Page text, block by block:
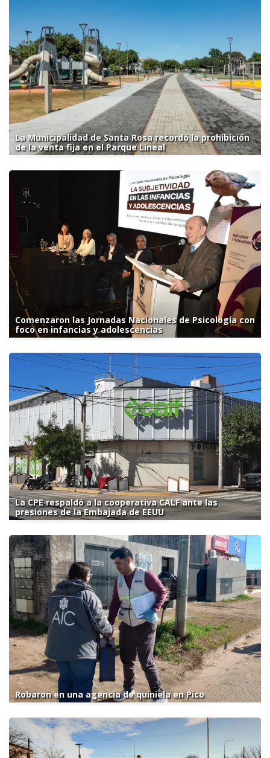
La Municipalidad de Santa Rosa recordó la prohibición
de la venta fija en el Parque Lineal
Comenzaron las Jornadas Nacionales de Psicología con
foco en infancias y adolescencias
La CPE respaldó a la cooperativa CALF ante las
presiones de la Embajada de EEUU
Robaron en una agencia de quiniela en Pico